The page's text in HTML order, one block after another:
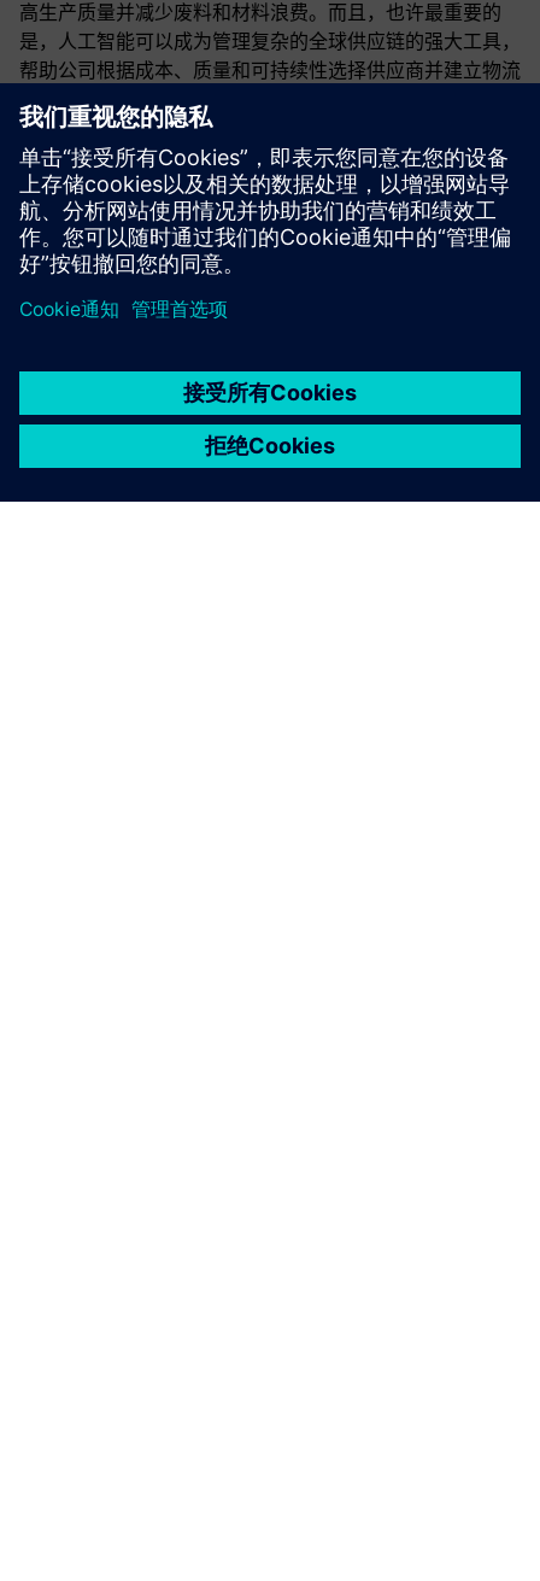
高生产质量并减少废料和材料浪费。而且，也许最重要的
是，人工智能可以成为管理复杂的全球供应链的强大工具，
帮助公司根据成本、质量和可持续性选择供应商并建立物流
系统。随着我们不断发展和扩大可持续数字企业的能力，位
于埃尔兰根的西门子电子工厂等设施为技术和解决方案提供
了重要的试验场，这些技术和解决方案可以帮助客户进行转
型，克服当今和未来的挑战。